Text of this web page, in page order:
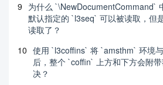
9 为什么 `\NewDocumentCommand`
默认指定的 `l3seq` 可以被读取，但
读取了？
10 使用 `l3coffins` 将 `amsthm` 环境
后，整个 `coffin` 上方和下方会附
决？